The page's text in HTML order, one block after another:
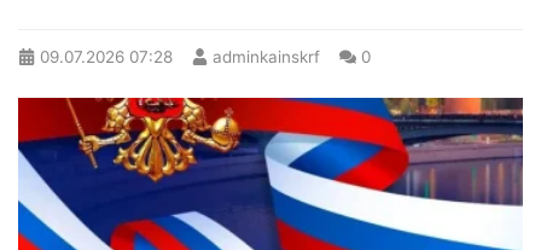
09.07.2026 07:28 adminkainskrf 0